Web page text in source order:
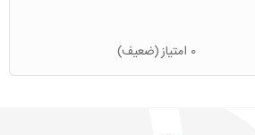
0 امتیاز (ضعیف)